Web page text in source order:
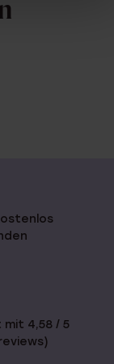
4,58 / 5